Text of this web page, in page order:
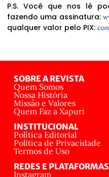
P.S. Você que nos lê
fazendo uma assinatura:
qualquer valor pelo PIX:
SOBRE A REVISTA
Quem Somos
Nossa História
Missão e Valores
Quem Faz a Xapuri
INSTITUCIONAL
Política Editorial
Política de Privacidade
Termos de Uso
REDES E PLATAFORMAS
Instagram